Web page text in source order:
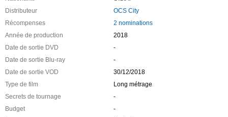
Distributeur
OCS City
Récompenses
2 nominations
Année de production
2018
Date de sortie DVD
-
Date de sortie Blu-ray
-
Date de sortie VOD
30/12/2018
Type de film
Long métrage
Secrets de tournage
-
Budget
-